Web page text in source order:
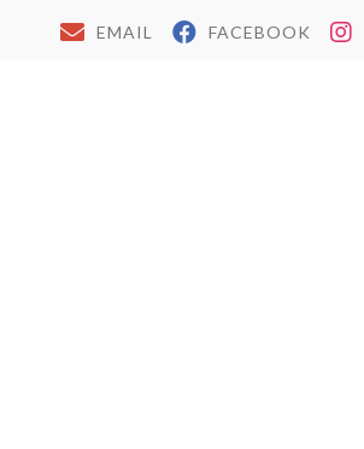
EMAIL FACEBOOK